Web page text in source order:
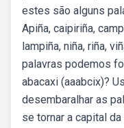
estes são alguns
Apiña, caipiriña,
lampiña, niña, riña,
palavras podemos
abacaxi (aaabcix)?
desembaralhar as
se tornar a capital